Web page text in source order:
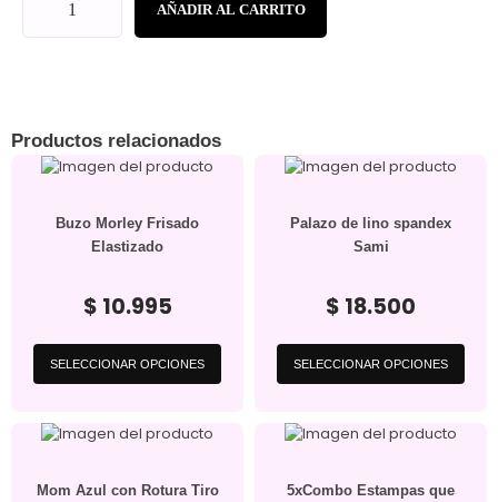
AÑADIR AL CARRITO
Productos relacionados
Buzo Morley Frisado
Elastizado
$ 10.995
SELECCIONAR OPCIONES
Palazo de lino spandex
Sami
$ 18.500
SELECCIONAR OPCIONES
Mom Azul con Rotura Tiro
5xCombo Estampas que